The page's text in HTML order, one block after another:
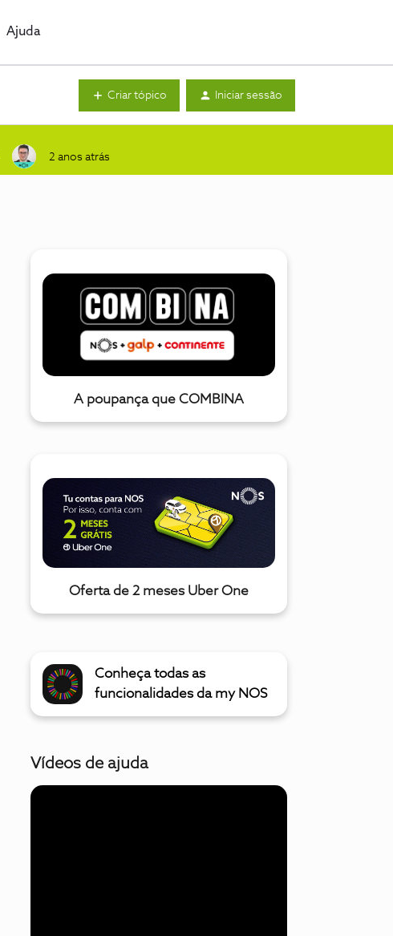
Ajuda
Criar tópico Iniciar sessão
2 anos atrás
A poupança que COMBINA
Oferta de 2 meses Uber One
Conheça todas as
funcionalidades da my NOS
Vídeos de ajuda